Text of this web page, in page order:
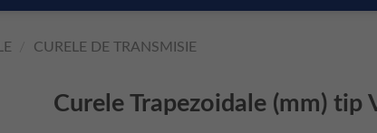
CURELE DE TRANSMISIE
Curele Trapezoidale (mm) tip